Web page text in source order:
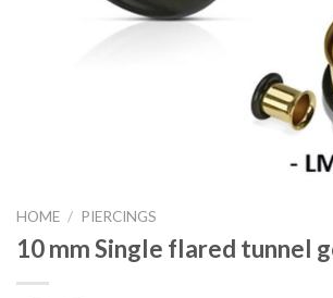
HOME / PIERCINGS
10 mm Single flared tunnel